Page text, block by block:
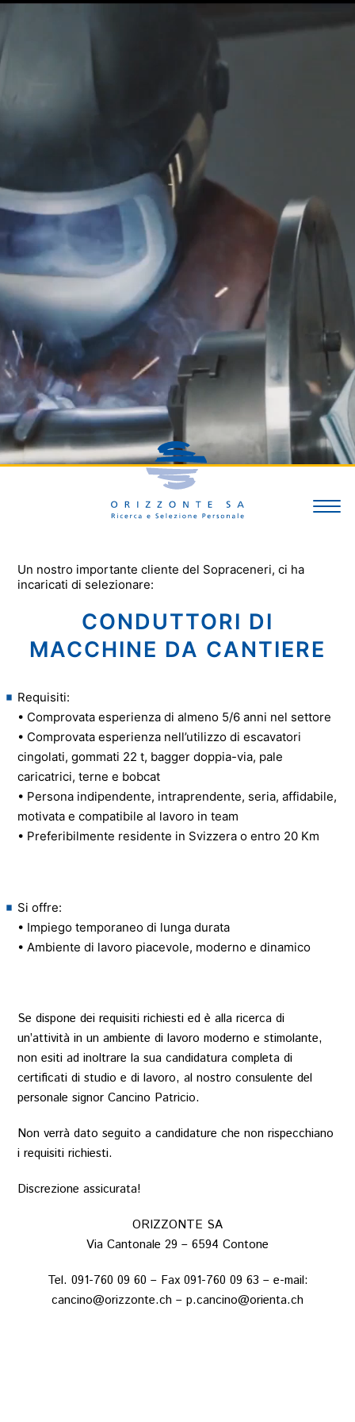
Un nostro importante cliente del Sopraceneri, ci ha
incaricati di selezionare:
CONDUTTORI DI
MACCHINE DA CANTIERE
Requisiti:
• Comprovata esperienza di almeno 5/6 anni nel settore
• Comprovata esperienza nell’utilizzo di escavatori
cingolati, gommati 22 t, bagger doppia-via, pale
caricatrici, terne e bobcat
• Persona indipendente, intraprendente, seria, affidabile,
motivata e compatibile al lavoro in team
• Preferibilmente residente in Svizzera o entro 20 Km
Si offre:
• Impiego temporaneo di lunga durata
• Ambiente di lavoro piacevole, moderno e dinamico
Se dispone dei requisiti richiesti ed è alla ricerca di
un’attività in un ambiente di lavoro moderno e stimolante,
non esiti ad inoltrare la sua candidatura completa di
certificati di studio e di lavoro, al nostro consulente del
personale signor Cancino Patricio.
Non verrà dato seguito a candidature che non rispecchiano
i requisiti richiesti.
Discrezione assicurata!
ORIZZONTE SA
Via Cantonale 29 – 6594 Contone
Tel. 091-760 09 60 – Fax 091-760 09 63 – e-mail:
cancino@orizzonte.ch – p.cancino@orienta.ch
SERVIZI
OFFERTE
HOME